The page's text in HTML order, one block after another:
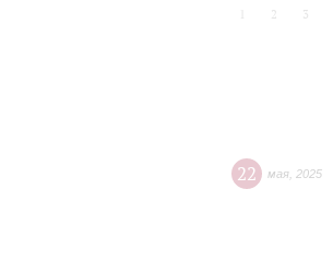
2 3
22 мая 2025